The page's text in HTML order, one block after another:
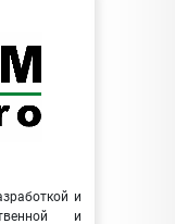
и
и